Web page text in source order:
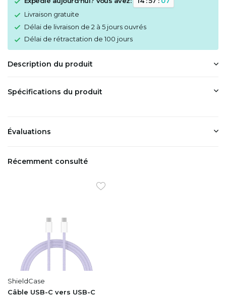
Livraison gratuite
Délai de livraison de 2 à 5 jours ouvrés
Délai de rétractation de 100 jours
Description du produit
Spécifications du produit
Évaluations
Récemment consulté
ShieldCase
Câble USB-C vers USB-C